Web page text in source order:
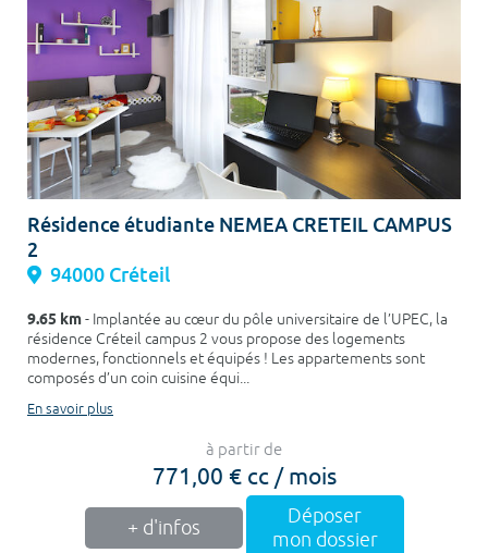
Résidence étudiante NEMEA CRETEIL CAMPUS
2
94000 Créteil
9.65 km- Implantée au cœur du pôle universitaire de l’UPEC, la
résidence Créteil campus 2 vous propose des logements
modernes, fonctionnels et équipés ! Les appartements sont
composés d’un coin cuisine équi...
En savoir plus
à partir de
771,00 € cc / mois
+ d'infos
Déposer
mon dossier